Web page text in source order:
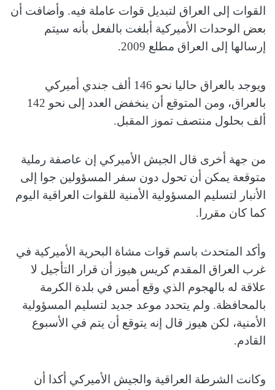
القوات إلى العراق لتبديل قوات عاملة فيه. وأضافت أن
بعض الوحدات الأميركية أبلغت بالفعل بأنه سيتم
إرسالها إلى العراق مطلع 2009.
ويوجد بالعراق حاليا نحو 146 ألف جندي أميركي
بالعراق، ومن المتوقع أن ينخفض العدد إلى نحو 142
ألف بحلول منتصف تموز المقبل.
من جهة أخرى قال الجيش الأميركي إن عاصفة رملية
متوقعة يمكن أن تحول دون سفر المسؤولين جوا إلى
الأنبار لتسليم المسؤولية الأمنية للقوات العراقية اليوم
كما كان مقررا.
وأكد المتحدث باسم قوات مشاة البحرية الأميركية في
غرب العراق المقدم كريس هيوز أن قرار التأجيل لا
علاقة له بالهجوم الذي وقع أمس في بلدة الكرمة
بالمحافظة. ولم يتحدد موعد جديد لتسليم المسؤولية
الأمنية، لكن هيوز قال إنه يتوقع أن يتم في الأسبوع
القادم.
وكانت الشرطة العراقية والجيش الأميركي أكدا أن